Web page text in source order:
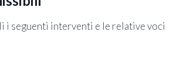
i seguenti interventi e le relative voci